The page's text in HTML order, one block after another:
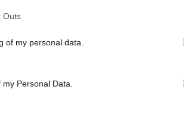
Outs
of my personal data.
Personal Data.